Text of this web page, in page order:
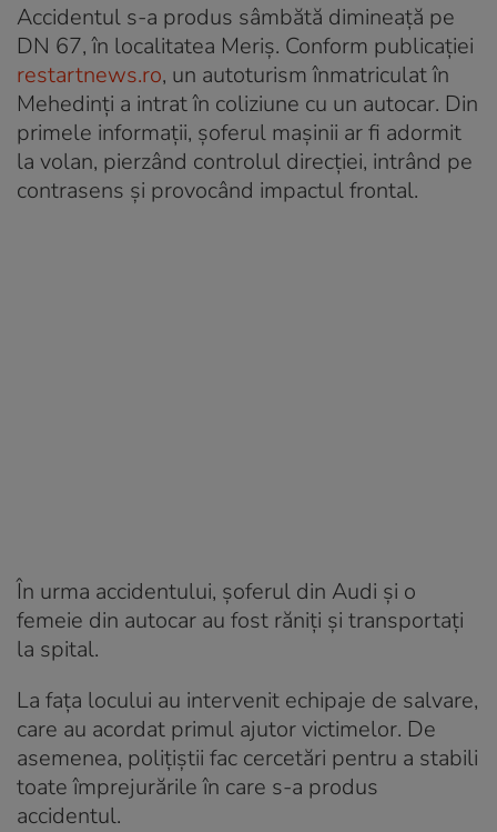
Accidentul s-a produs sâmbătă dimineață pe
DN 67, în localitatea Meriș. Conform publicației
restartnews.ro, un autoturism înmatriculat în
Mehedinți a intrat în coliziune cu un autocar. Din
primele informații, șoferul mașinii ar fi adormit
la volan, pierzând controlul direcției, intrând pe
contrasens și provocând impactul frontal.
În urma accidentului, șoferul din Audi și o
femeie din autocar au fost răniți și transportați
la spital.
La fața locului au intervenit echipaje de salvare,
care au acordat primul ajutor victimelor. De
asemenea, polițiștii fac cercetări pentru a stabili
toate împrejurările în care s-a produs
accidentul.